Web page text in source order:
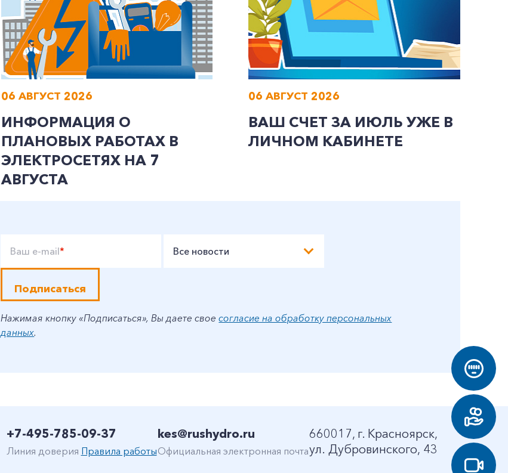
06 АВГУСТ 2026
ИНФОРМАЦИЯ О
ПЛАНОВЫХ РАБОТАХ В
ЭЛЕКТРОСЕТЯХ НА 7
АВГУСТА
06 АВГУСТ 2026
ВАШ СЧЕТ ЗА ИЮЛЬ УЖЕ В
ЛИЧНОМ КАБИНЕТЕ
Ваш e-mail* Все новости
Подписаться
Нажимая кнопку «Подписаться», Вы даете своесогласие на обработку персональных
данных.
+7-495-785-09-37
Линия доверия Правила работы
kes@rushydro.ru
Официальная электронная почта
660017, г. Красноярск,
ул. Дубровинского, 43